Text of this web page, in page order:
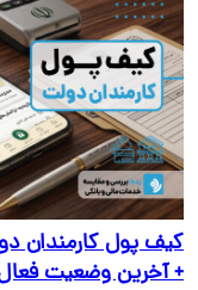
پول کارمندان
وضعیت